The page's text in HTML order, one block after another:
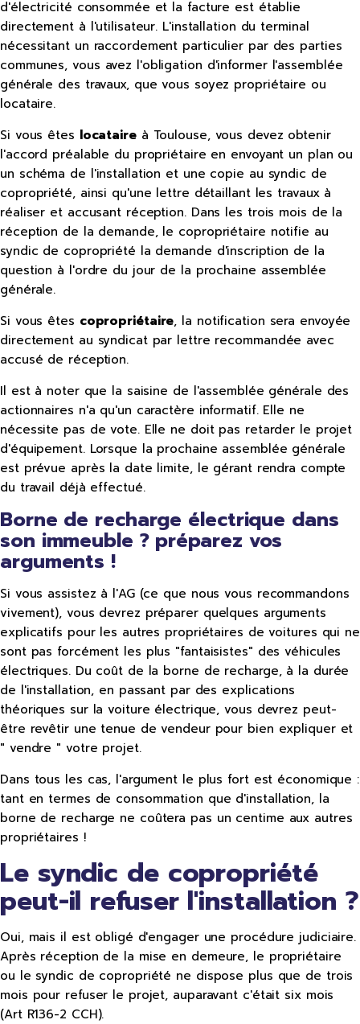
d'électricité consommée et la facture est établie
directement à l'utilisateur. L'installation du terminal
nécessitant un raccordement particulier par des parties
communes, vous avez l'obligation d'informer l'assemblée
générale des travaux, que vous soyez propriétaire ou
locataire.
Si vous êtes locataireà Toulouse, vous devez obtenir
l'accord préalable du propriétaire en envoyant un plan ou
un schéma de l'installation et une copie au syndic de
copropriété, ainsi qu'une lettre détaillant les travaux à
réaliser et accusant réception. Dans les trois mois de la
réception de la demande, le copropriétaire notifie au
syndic de copropriété la demande d'inscription de la
question à l'ordre du jour de la prochaine assemblée
générale.
Si vous êtes copropriétaire, la notification sera envoyée
directement au syndicat par lettre recommandée avec
accusé de réception.
Il est à noter que la saisine de l'assemblée générale des
actionnaires n'a qu'un caractère informatif. Elle ne
nécessite pas de vote. Elle ne doit pas retarder le projet
d'équipement. Lorsque la prochaine assemblée générale
est prévue après la date limite, le gérant rendra compte
du travail déjà effectué.
Borne de recharge électrique dans
son immeuble ? préparez vos
arguments !
Si vous assistez à l'AG (ce que nous vous recommandons
vivement), vous devrez préparer quelques arguments
explicatifs pour les autres propriétaires de voitures qui ne
sont pas forcément les plus "fantaisistes" des véhicules
électriques. Du coût de la borne de recharge, à la durée
de l'installation, en passant par des explications
théoriques sur la voiture électrique, vous devrez peut-
être revêtir une tenue de vendeur pour bien expliquer et
" vendre " votre projet.
Dans tous les cas, l'argument le plus fort est économique :
tant en termes de consommation que d'installation, la
borne de recharge ne coûtera pas un centime aux autres
propriétaires !
Le syndic de copropriété
peut-il refuser l'installation ?
Oui, mais il est obligé d'engager une procédure judiciaire.
Après réception de la mise en demeure, le propriétaire
ou le syndic de copropriété ne dispose plus que de trois
mois pour refuser le projet, auparavant c'était six mois
(Art R136-2 CCH).